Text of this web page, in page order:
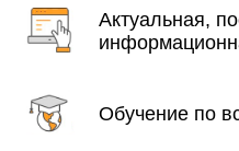
Актуальная,
Обучение по